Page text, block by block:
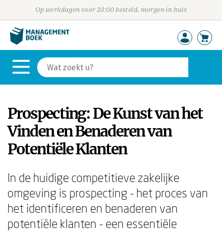
Op werkdagen voor 23:00 besteld, morgen in huis
Prospecting: De Kunst van het
Vinden en Benaderen van
Potentiële Klanten
In de huidige competitieve zakelijke
omgeving is prospecting - het proces van
het identificeren en benaderen van
potentiële klanten - een essentiële